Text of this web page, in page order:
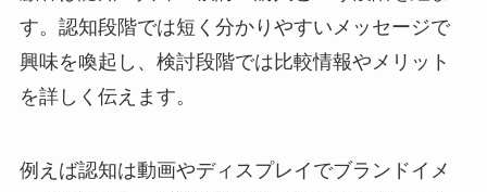
す。認知段階では短く分かりやすいメッセージで
興味を喚起し、検討段階では比較情報やメリット
を詳しく伝えます。
例えば認知は動画やディスプレイでブランドイメ